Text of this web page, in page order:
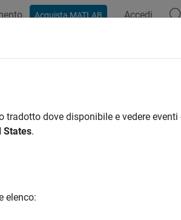
Acquista MATLAB Accedi
dove disponibile e vedere
States.
elenco: